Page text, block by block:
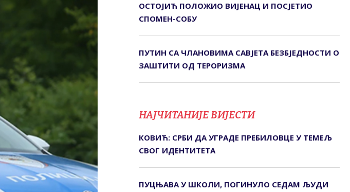
ОСТОЈИЋ ПОЛОЖИО ВИЈЕНАЦ И ПОСЈЕТИО
СПОМЕН-СОБУ
ПУТИН СА ЧЛАНОВИМА САВЈЕТА БЕЗБЈЕДНОСТИ О
ЗАШТИТИ ОД ТЕРОРИЗМА
НАЈЧИТАНИЈЕ ВИЈЕСТИ
КОВИЋ: СРБИ ДА УГРАДЕ ПРЕБИЛОВЦЕ У ТЕМЕЉ
СВОГ ИДЕНТИТЕТА
ПУЦЊАВА У ШКОЛИ, ПОГИНУЛО СЕДАМ ЉУДИ